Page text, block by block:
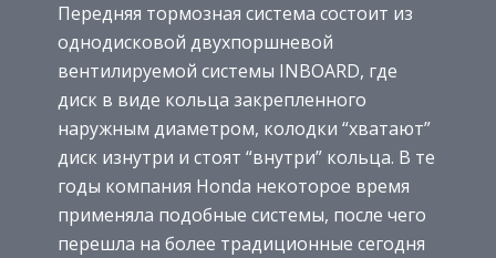
Передняя тормозная система состоит из
однодисковой двухпоршневой
вентилируемой системы INBOARD, где
диск в виде кольца закрепленного
наружным диаметром, колодки “хватают”
диск изнутри и стоят “внутри” кольца. В те
годы компания Honda некоторое время
применяла подобные системы, после чего
перешла на более традиционные сегодня